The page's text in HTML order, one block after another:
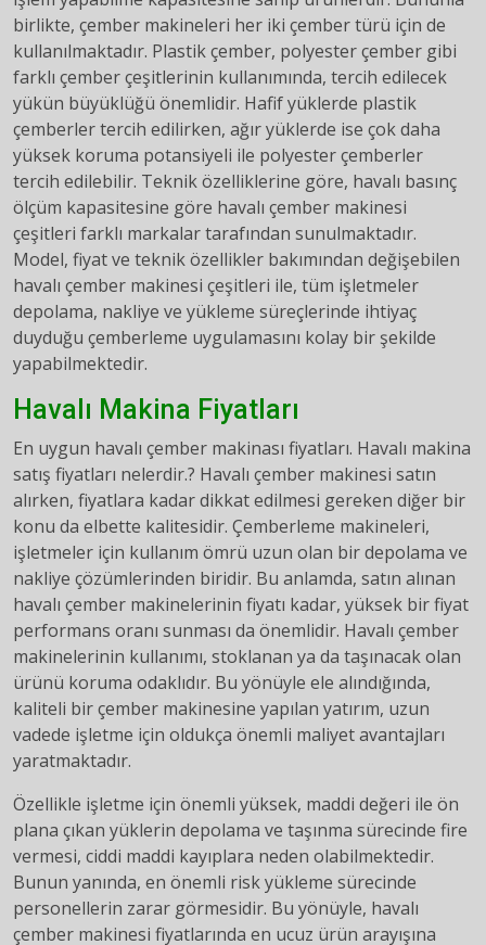
birlikte, çember makineleri her iki çember türü için de
kullanılmaktadır. Plastik çember, polyester çember gibi
farklı çember çeşitlerinin kullanımında, tercih edilecek
yükün büyüklüğü önemlidir. Hafif yüklerde plastik
çemberler tercih edilirken, ağır yüklerde ise çok daha
yüksek koruma potansiyeli ile polyester çemberler
tercih edilebilir. Teknik özelliklerine göre, havalı basınç
ölçüm kapasitesine göre havalı çember makinesi
çeşitleri farklı markalar tarafından sunulmaktadır.
Model, fiyat ve teknik özellikler bakımından değişebilen
havalı çember makinesi çeşitleri ile, tüm işletmeler
depolama, nakliye ve yükleme süreçlerinde ihtiyaç
duyduğu çemberleme uygulamasını kolay bir şekilde
yapabilmektedir.
Havalı Makina Fiyatları
En uygun havalı çember makinası fiyatları. Havalı makina
satış fiyatları nelerdir.? Havalı çember makinesi satın
alırken, fiyatlara kadar dikkat edilmesi gereken diğer bir
konu da elbette kalitesidir. Çemberleme makineleri,
işletmeler için kullanım ömrü uzun olan bir depolama ve
nakliye çözümlerinden biridir. Bu anlamda, satın alınan
havalı çember makinelerinin fiyatı kadar, yüksek bir fiyat
performans oranı sunması da önemlidir. Havalı çember
makinelerinin kullanımı, stoklanan ya da taşınacak olan
ürünü koruma odaklıdır. Bu yönüyle ele alındığında,
kaliteli bir çember makinesine yapılan yatırım, uzun
vadede işletme için oldukça önemli maliyet avantajları
yaratmaktadır.
Özellikle işletme için önemli yüksek, maddi değeri ile ön
plana çıkan yüklerin depolama ve taşınma sürecinde fire
vermesi, ciddi maddi kayıplara neden olabilmektedir.
Bunun yanında, en önemli risk yükleme sürecinde
personellerin zarar görmesidir. Bu yönüyle, havalı
çember makinesi fiyatlarında en ucuz ürün arayışına